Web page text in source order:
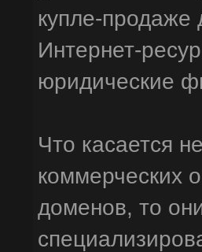
купле-продаже
Интернет-
юридические
Что касается
коммерческих
доменов, то